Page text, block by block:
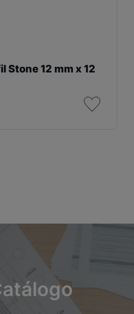
12 mm x 12